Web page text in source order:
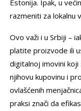
Estonija. Ipak, u
razmeniti za lokalnu
Ovo važi i u Srbiji –
platite proizvode ili
digitalnoj imovini
njihovu kupovinu i
ovlašćenih
praksi znači da